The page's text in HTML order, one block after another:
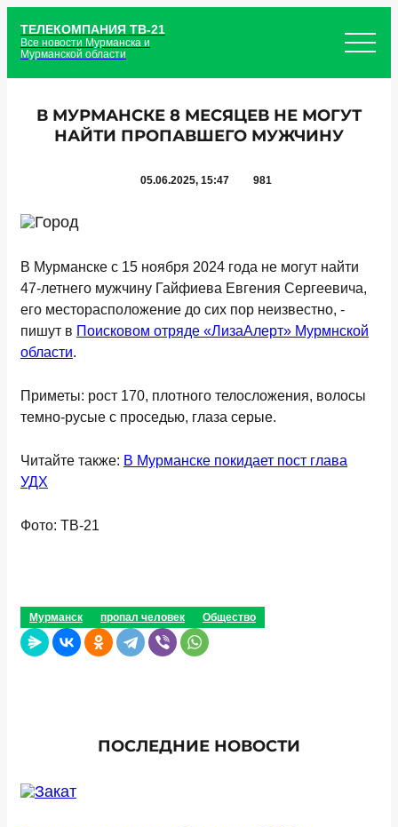
ТЕЛЕКОМПАНИЯ ТВ-21
Все новости Мурманска и
Мурманской области
В МУРМАНСКЕ 8 МЕСЯЦЕВ НЕ МОГУТ
НАЙТИ ПРОПАВШЕГО МУЖЧИНУ
05.06.2025, 15:47 981
В Мурманске с 15 ноября 2024 года не могут найти
47-летнего мужчину Гайфиева Евгения Сергеевича,
его месторасположение до сих пор неизвестно, -
пишут в Поисковом отряде «ЛизаАлерт» Мурмнской
области.
Приметы: рост 170, плотного телосложения, волосы
темно-русые с проседью, глаза серые.
Читайте также: В Мурманске покидает пост глава
УДХ
Фото: ТВ-21
Мурманск пропал человек Общество
ПОСЛЕДНИЕ НОВОСТИ